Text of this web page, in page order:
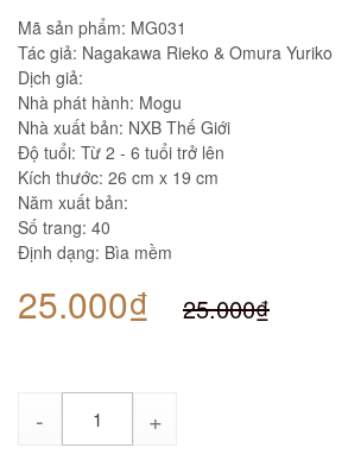
Mã sản phẩm: MG031
Tác giả: Nagakawa Rieko & Omura Yuriko
Dịch giả:
Nhà phát hành: Mogu
Nhà xuất bản: NXB Thế Giới
Độ tuổi: Từ 2 - 6 tuổi trở lên
Kích thước: 26 cm x 19 cm
Năm xuất bản:
Số trang: 40
Định dạng: Bìa mềm
25.000₫ 25.000₫
lượng